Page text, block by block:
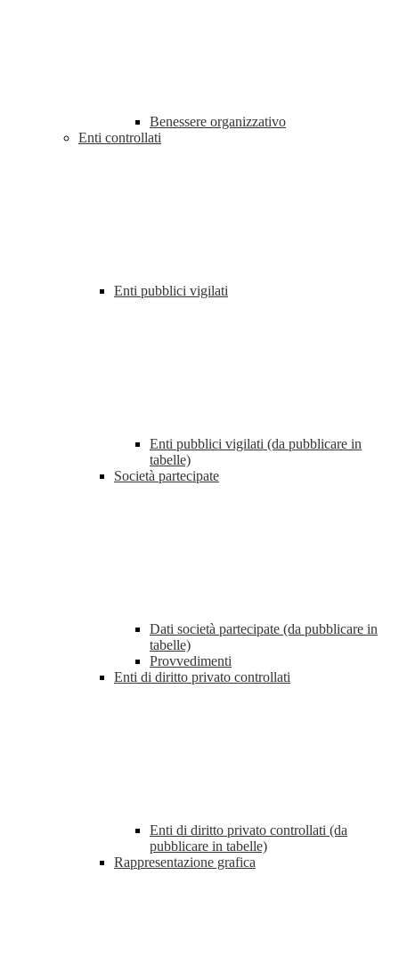
Benessere organizzativo
Enti controllati
Enti pubblici vigilati
Enti pubblici vigilati (da pubblicare in
tabelle)
Società partecipate
Dati società partecipate (da pubblicare in
tabelle)
Provvedimenti
Enti di diritto privato controllati
Enti di diritto privato controllati (da
pubblicare in tabelle)
Rappresentazione grafica